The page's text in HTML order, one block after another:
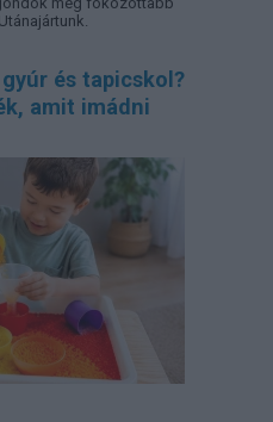
és tapicskol?
amit imádni